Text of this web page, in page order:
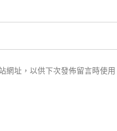
網址，以供下次發佈留言時使用